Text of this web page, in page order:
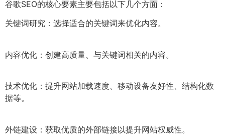
谷歌SEO的核心要素主要包括以下几个方面：
关键词研究：选择适合的关键词来优化内容。
内容优化：创建高质量、与关键词相关的内容。
技术优化：提升网站加载速度、移动设备友好性、结构化数
据等。
外链建设：获取优质的外部链接以提升网站权威性。